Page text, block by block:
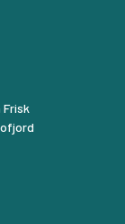
Frisk